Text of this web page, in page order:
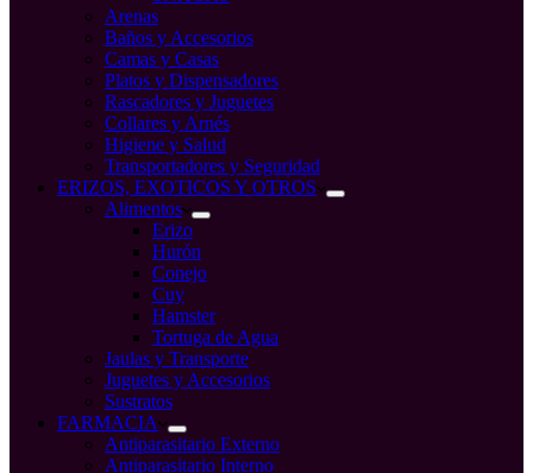
Arenas
Baños y Accesorios
Camas y Casas
Platos y Dispensadores
Rascadores y Juguetes
Collares y Arnés
Higiene y Salud
Transportadores y Seguridad
ERIZOS, EXOTICOS Y OTROS
Alimentos
Erizo
Hurón
Conejo
Cuy
Hamster
Tortuga de Agua
Jaulas y Transporte
Juguetes y Accesorios
Sustratos
FARMACIA
Antiparasitario Externo
Antiparasitario Interno